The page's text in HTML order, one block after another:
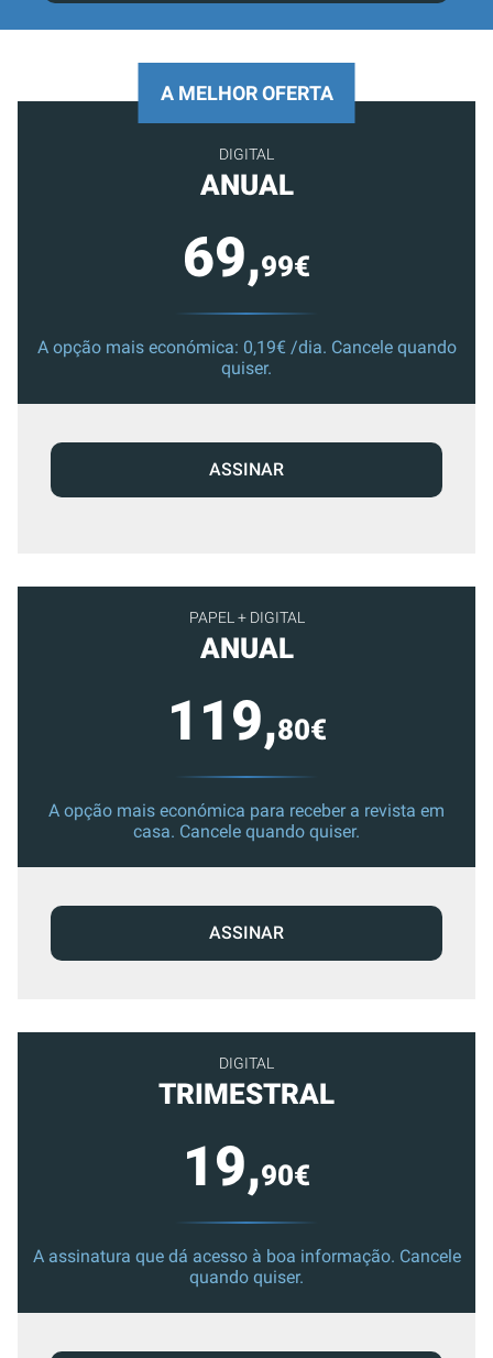
PAPEL + DIGITAL
ANUAL
119,80€
A opção mais económica para receber a revista em
casa. Cancele quando quiser.
ASSINAR
DIGITAL
TRIMESTRAL
19,90€
A assinatura que dá acesso à boa informação. Cancele
quando quiser.
A MELHOR OFERTA
DIGITAL
ANUAL
69,99€
A opção mais económica: 0,19€ /dia. Cancele quando
quiser.
ASSINAR